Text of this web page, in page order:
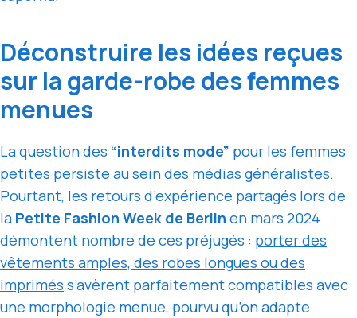
Déconstruire les idées reçues
sur la garde-robe des femmes
menues
La question des “interdits mode” pour les femmes
petites persiste au sein des médias généralistes.
Pourtant, les retours d’expérience partagés lors de
la Petite Fashion Week de Berlin en mars 2024
démontent nombre de ces préjugés : porter des
vêtements amples, des robes longues ou des
imprimés s’avèrent parfaitement compatibles avec
une morphologie menue, pourvu qu’on adapte